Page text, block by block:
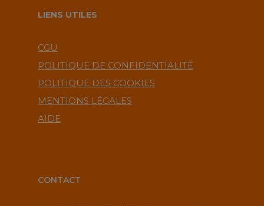
LIENS UTILES
CGU
POLITIQUE DE CONFIDENTIALITÉ
POLITIQUE DES COOKIES
MENTIONS LÉGALES
AIDE
CONTACT